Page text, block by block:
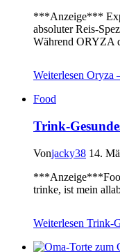
***Anzeige***
absoluter Reis-
Während ORYZA
Weiterlesen Oryza
Food
Trink-
Vonjacky38 14.
trinke, ist mein
Weiterlesen Trink-